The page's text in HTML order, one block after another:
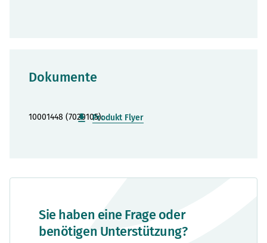
Sie haben eine Frage oder
benötigen Unterstützung?
Dokumente
10001448 (7020105):Produkt Flyer